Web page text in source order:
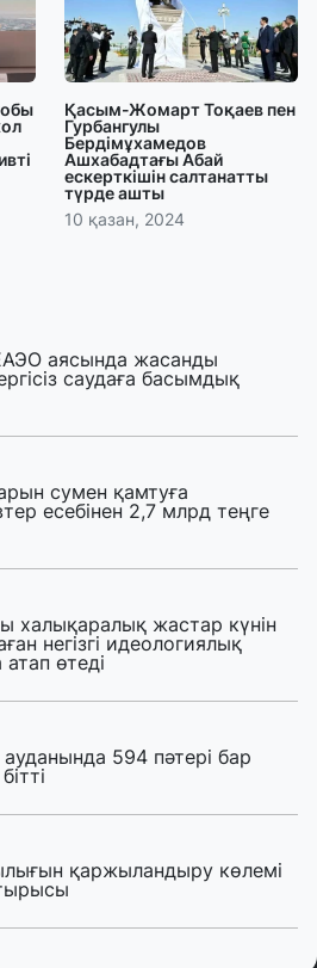
Қасым-Жомарт Тоқаев пен
Гурбангулы
Бердімұхамедов
Ашхабадтағы Абай
ескерткішін салтанатты
түрде ашты
10 қазан, 2024
аясында жасанды
саудаға басымдық
сумен қамтуға
есебінен 2,7 млрд теңге
халықаралық жастар күнін
негізгі идеологиялық
өтеді
594 пәтері бар
қаржыландыру көлемі